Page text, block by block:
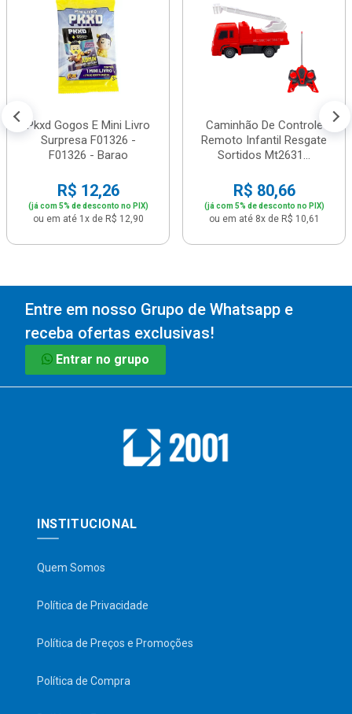
Pkxd Gogos E Mini Livro
Surpresa F01326 -
F01326 - Barao
R$ 12,26
(já com 5% de desconto no PIX)
ou em até 1x de R$ 12,90
Caminhão De Controle
Remoto Infantil Resgate
Sortidos Mt2631...
R$ 80,66
(já com 5% de desconto no PIX)
ou em até 8x de R$ 10,61
Entre em nosso Grupo de Whatsapp e
receba ofertas exclusivas!
Entrar no grupo
INSTITUCIONAL
Quem Somos
Política de Privacidade
Política de Preços e Promoções
Política de Compra